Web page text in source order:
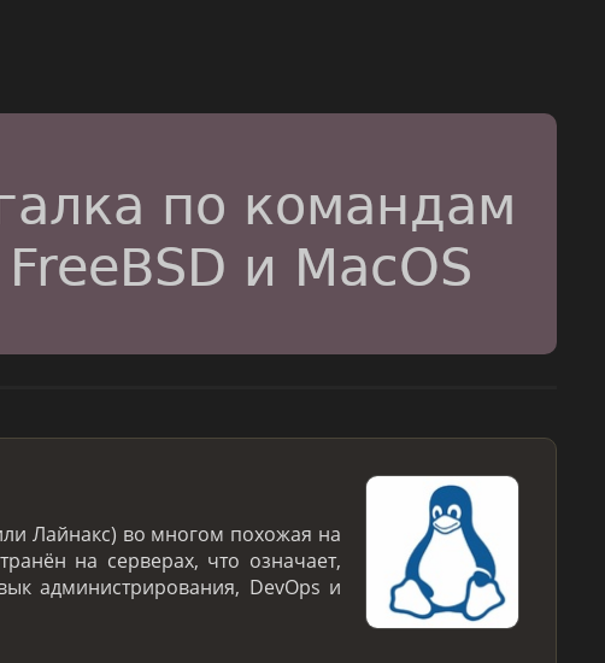
Лайнакс) во многом похожая на
на серверах, что означает,
администрирования, DevOps и